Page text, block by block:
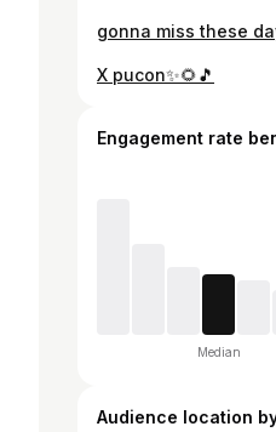
X pucon✨🌻🎵
Engagement rate
Median
Audience location